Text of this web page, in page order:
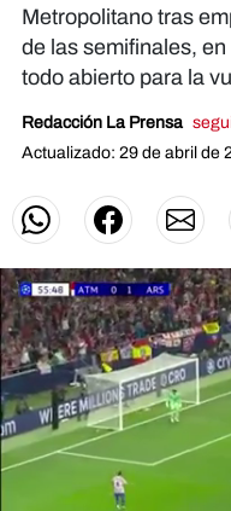
Metropolitano tras
de las semifinales,
todo abierto para la
Redacción La Prensa
Actualizado: 29 de abril de